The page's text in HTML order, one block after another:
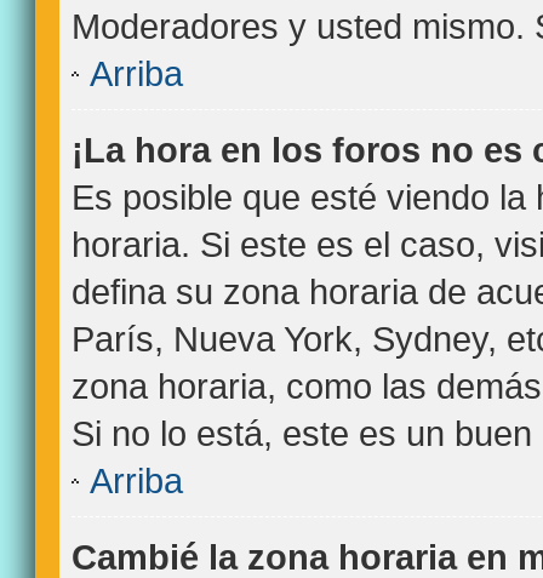
Moderadores y usted
Arriba
¡La hora en los foros no es
Es posible que esté viendo
horaria. Si este es el caso,
defina su zona horaria de
París, Nueva York, Sydney,
zona horaria, como las
Si no lo está, este es un
Arriba
Cambié la zona horaria en